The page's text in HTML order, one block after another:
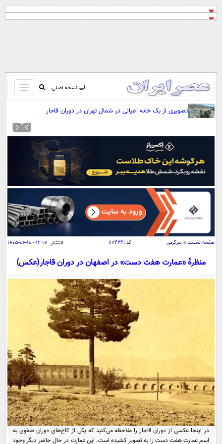
نسخه اصلی
باز
و
کردن
صفحه اول
آرشیو
نظرسنجی
آب و هوا
اوقات شرعی
سواد زندگی
اقتصاد
اقتصادی
جامعه
حوادث
سلامت
یک برش دانایی
سفر و تفریح
بین الملل
سیاست خارجی
فرهنگ و هنر
علم و دانش
فناوری و It
اخبار کریپتو
قرآن
سرگرمی
باشگاه مغز
مجله تصویری سلاح
فیلم
اقتصاد
ورزش
سیاست
عصر ایران 2
خواندنی ها و دیدنی ها
داستان کوتاه
آموزش زبان
تصویری از یک خانه اعیانی در شمال تهران در دوران قاجار
صفحه نخست » سرگرمی کد۱۱۷۴۳۶۱ انتشار: ۱۲:۱۷ - ۱۰-۰۴-۱۴۰۵
منظرۀ «عمارت هفت دست» در اصفهان در دوران قاجار(عکس)
در اینجا عکسی از دوران قاجار را ملاحظه می‌کنید که یکی از کاخ‌های دوران صفوی به
اسم عمارت هفت دست را به تصویر کشیده است. این عمارت در حال حاضر دیگر وجود